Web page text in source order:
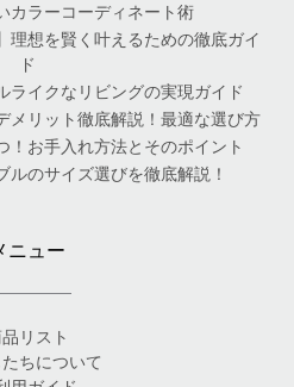
カラーコーディネート術
理想を賢く叶えるための徹底ガイ
ド
ライクなリビングの実現ガイド
メリット徹底解説！最適な選び方
！お手入れ方法とそのポイント
ルのサイズ選びを徹底解説！
ニュー
リスト
ちについて